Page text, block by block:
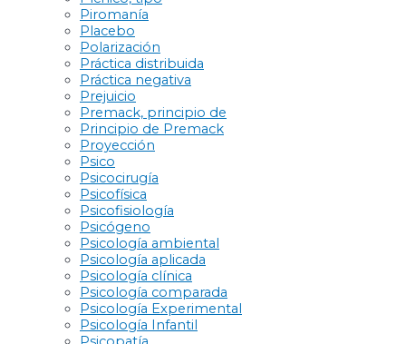
Piromanía
Placebo
Polarización
Práctica distribuida
Práctica negativa
Prejuicio
Premack, principio de
Principio de Premack
Proyección
Psico
Psicocirugía
Psicofísica
Psicofisiología
Psicógeno
Psicología ambiental
Psicología aplicada
Psicología clínica
Psicología comparada
Psicología Experimental
Psicología Infantil